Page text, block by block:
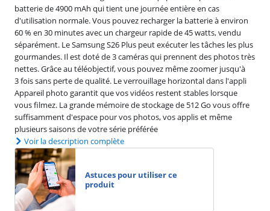
batterie de 4900 mAh qui tient une journée entière en cas
d'utilisation normale. Vous pouvez recharger la batterie à environ
60 % en 30 minutes avec un chargeur rapide de 45 watts, vendu
séparément. Le Samsung S26 Plus peut exécuter les tâches les plus
gourmandes. Il est doté de 3 caméras qui prennent des photos très
nettes. Grâce au téléobjectif, vous pouvez même zoomer jusqu'à
3 fois sans perte de qualité. Le verrouillage horizontal dans l'appli
Appareil photo garantit que vos vidéos restent stables lorsque
vous filmez. La grande mémoire de stockage de 512 Go vous offre
suffisamment d'espace pour vos photos, vos applis et même
plusieurs saisons de votre série préférée
Voir la description complète
Astuces pour utiliser ce
produit